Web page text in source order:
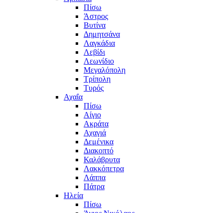
Πίσω
Άστρος
Βυτίνα
Δημητσάνα
Λαγκάδια
Λεβίδι
Λεωνίδιο
Μεγαλόπολη
Τρίπολη
Τυρός
Αχαΐα
Πίσω
Αίγιο
Ακράτα
Αχαγιά
Δεμένικα
Διακοπτό
Καλάβρυτα
Λακκόπετρα
Λάππα
Πάτρα
Ηλεία
Πίσω